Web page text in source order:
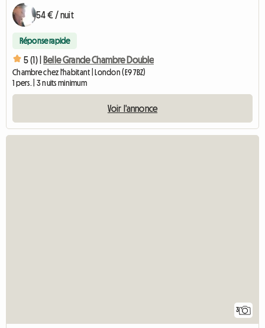
54 € / nuit
Réponse rapide
5 (1) | Belle Grande Chambre Double
Chambre chez l'habitant | London (E9 7BZ)
1 pers. | 3 nuits minimum
Voir l'annonce
3